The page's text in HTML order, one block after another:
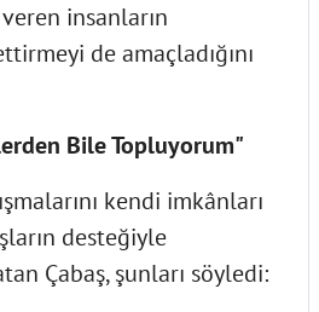
insanların
de amaçladığını
Bile Topluyorum"
kendi imkânları
desteğiyle
Çabaş, şunları söyledi: